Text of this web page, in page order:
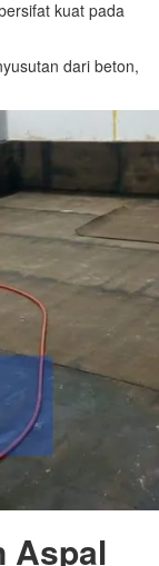
kuat pada
dari beton,
Aspal